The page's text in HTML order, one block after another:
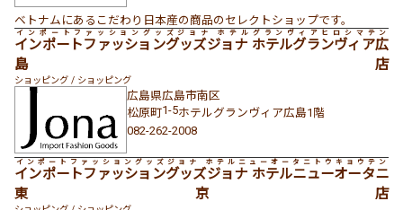
ベトナムにあるこだわり日本産の商品のセレクトショップです。
インポートファッショングッズジョナ ホテルグランヴィア広
島店
インポートファッショングッズジョナ ホテルグランヴィアヒロシマテン
ショッピング / ショッピング
広島県広島市南区
松原町1-5ホテルグランヴィア広島1階
082-262-2008
インポートファッショングッズジョナ ホテルニューオータニ
東京店
インポートファッショングッズジョナ ホテルニューオータニトウキョウテン